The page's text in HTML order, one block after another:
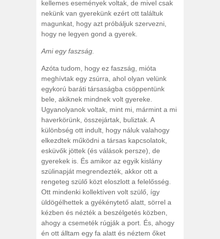
kellemes események voltak, de mivel csak
nekünk van gyerekünk ezért ott találtuk
magunkat, hogy azt próbáljuk szervezni,
hogy ne legyen gond a gyerek.
Ami egy faszság.
Azóta tudom, hogy ez faszság, mióta
meghívtak egy zsúrra, ahol olyan velünk
egykorú baráti társaságba csöppentünk
bele, akiknek mindnek volt gyereke.
Ugyanolyanok voltak, mint mi, mármint a mi
haverkörünk, összejártak, buliztak. A
különbség ott indult, hogy náluk valahogy
elkezdtek működni a társas kapcsolatok,
esküvők jöttek (és válások persze), de
gyerekek is. És amikor az egyik kislány
szülinapját megrendezték, akkor ott a
rengeteg szülő közt eloszlott a felelősség.
Ott mindenki kollektíven volt szülő, így
üldögélhettek a gyékénytető alatt, sörrel a
kézben és nézték a beszélgetés közben,
ahogy a csemeték rúgják a port. És, ahogy
én ott álltam egy fa alatt és néztem őket